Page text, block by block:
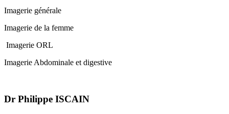
Imagerie générale
Imagerie de la femme
Imagerie ORL
Imagerie Abdominale et digestive
Dr Philippe ISCAIN